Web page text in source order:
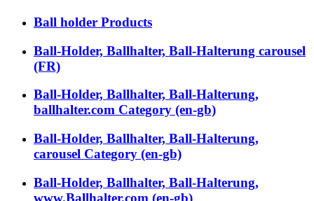
Ball holder Products
Ball-Holder, Ballhalter, Ball-Halterung carousel
(FR)
Ball-Holder, Ballhalter, Ball-Halterung,
ballhalter.com Category (en-gb)
Ball-Holder, Ballhalter, Ball-Halterung,
carousel Category (en-gb)
Ball-Holder, Ballhalter, Ball-Halterung,
www.Ballhalter.com (en-gb)